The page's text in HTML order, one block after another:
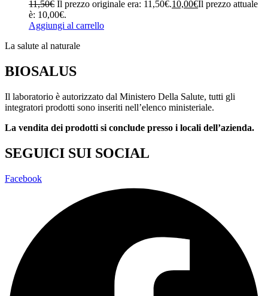
11,50€ Il prezzo originale era: 11,50€.10,00€Il prezzo attuale
è: 10,00€.
Aggiungi al carrello
La salute al naturale
BIOSALUS
Il laboratorio è autorizzato dal Ministero Della Salute, tutti gli
integratori prodotti sono inseriti nell’elenco ministeriale.
La vendita dei prodotti si conclude presso i locali dell’azienda.
SEGUICI SUI SOCIAL
Facebook